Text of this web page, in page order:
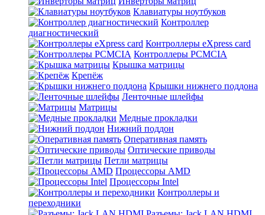
Клавиатуры ноутбуков
Контроллер
диагностический
Контроллеры eXpress card
Контроллеры PCMCIA
Крышка матрицы
Крепёж
Крышки нижнего поддона
Ленточные шлейфы
Матрицы
Медные прокладки
Нижний поддон
Оперативная память
Оптические приводы
Петли матрицы
Процессоры AMD
Процессоры Intel
Контроллеры и
переходники